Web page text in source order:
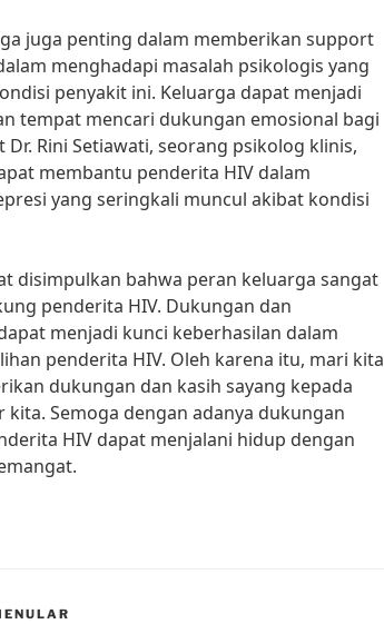
juga penting dalam memberikan support
menghadapi masalah psikologis yang
penyakit ini. Keluarga dapat menjadi
tempat mencari dukungan emosional bagi
Rini Setiawati, seorang psikolog klinis,
membantu penderita HIV dalam
yang seringkali muncul akibat kondisi
disimpulkan bahwa peran keluarga sangat
penderita HIV. Dukungan dan
menjadi kunci keberhasilan dalam
penderita HIV. Oleh karena itu, mari kita
dukungan dan kasih sayang kepada
kita. Semoga dengan adanya dukungan
HIV dapat menjalani hidup dengan